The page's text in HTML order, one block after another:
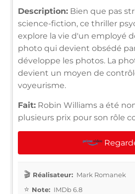
Description: Bien que pas
science-fiction, ce thriller
explore la vie d'un employé
photo qui devient obsédé
développe les photos. La
devient un moyen de
voyeurisme.
Fait: Robin Williams a été
plusieurs prix pour son rôle
Réalisateur: Mark Romanek
Note: IMDb 6.8